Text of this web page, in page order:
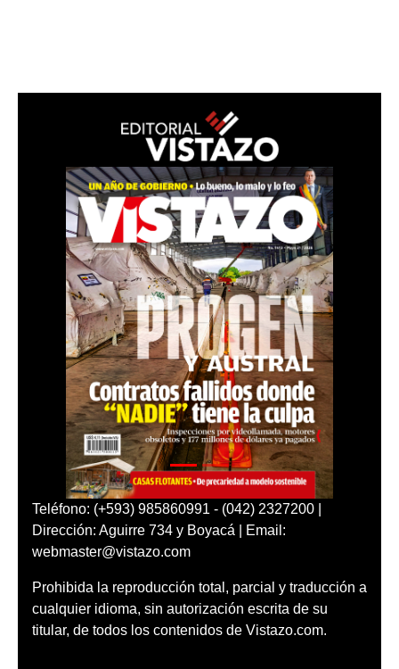
Teléfono: (+593) 985860991 - (042) 2327200 |
Dirección: Aguirre 734 y Boyacá | Email:
webmaster@vistazo.com
Prohibida la reproducción total, parcial y traducción a
cualquier idioma, sin autorización escrita de su
titular, de todos los contenidos de Vistazo.com.